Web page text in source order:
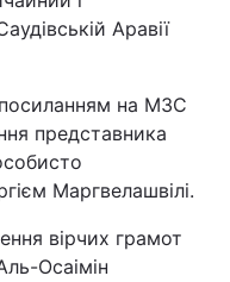
Аравії
на МЗС
представника
Маргвелашвілі.
вірчих грамот
Осаімін